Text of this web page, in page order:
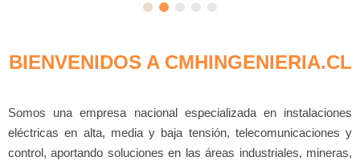
BIENVENIDOS A CMHINGENIERIA.CL
Somos una empresa nacional especializada en instalaciones
eléctricas en alta, media y baja tensión, telecomunicaciones y
control, aportando soluciones en las áreas industriales, mineras,